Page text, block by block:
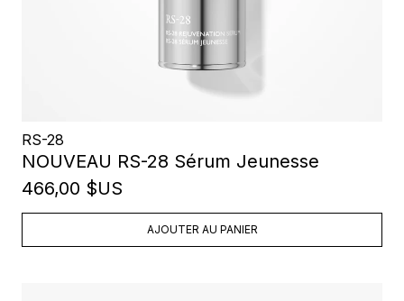
RS-28
NOUVEAU RS-28 Sérum Jeunesse
466,00 $US
AJOUTER AU PANIER